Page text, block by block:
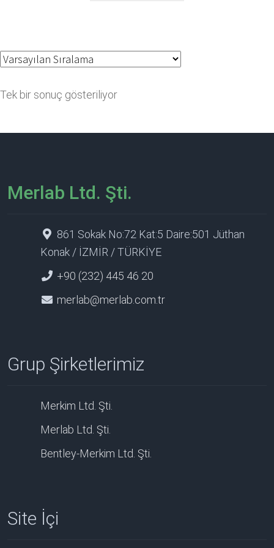
Tek bir sonuç gösteriliyor
Merlab Ltd. Şti.
861 Sokak No:72 Kat:5 Daire:501 Jüthan
Konak / İZMİR / TÜRKİYE
+90 (232) 445 46 20
merlab@merlab.com.tr
Grup Şirketlerimiz
Merkim Ltd. Şti.
Merlab Ltd. Şti.
Bentley-Merkim Ltd. Şti.
Site İçi